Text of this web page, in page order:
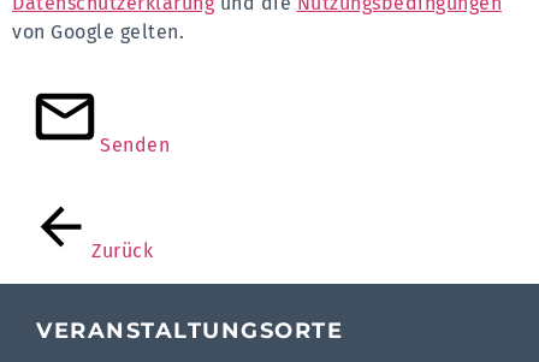
von Google gelten.
Senden
Zurück
VERANSTALTUNGSORTE